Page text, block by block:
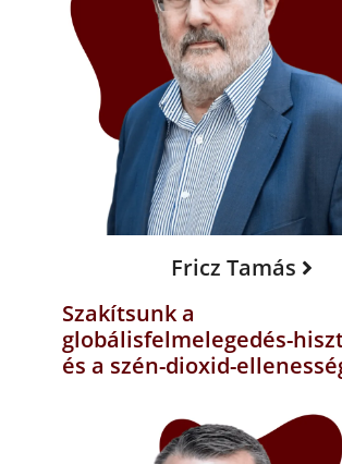
Fricz Tamás
Szakítsunk a
globálisfelmelegedés-
és a szén-dioxid-